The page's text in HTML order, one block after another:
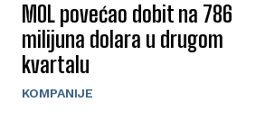
MOL povećao dobit na 786
milijuna dolara u drugom
kvartalu
KOMPANIJE